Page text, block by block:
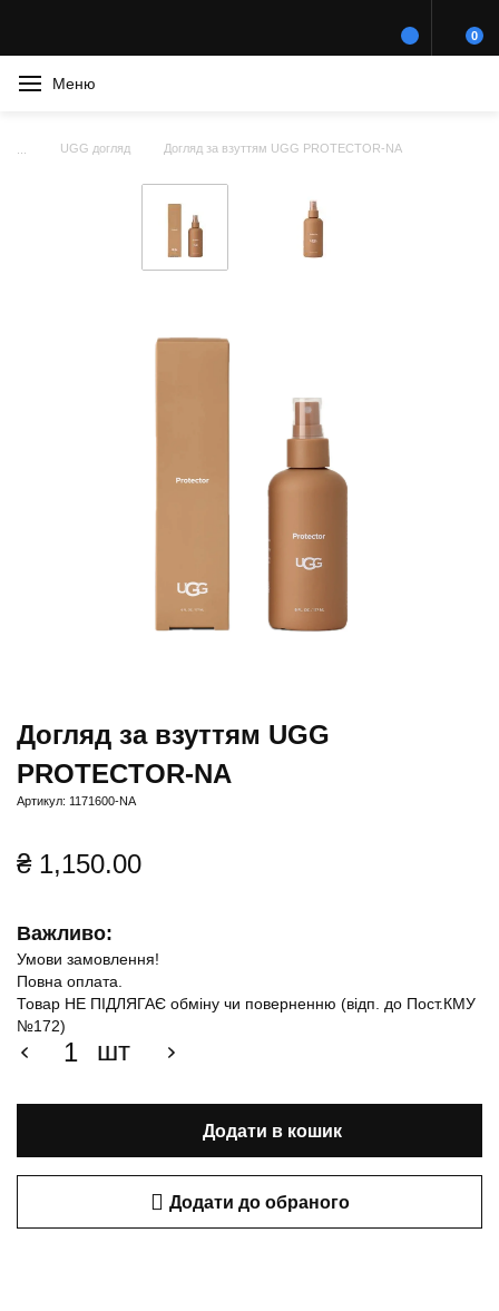
0
Меню
UGG догляд Догляд за взуттям UGG PROTECTOR-NA
Догляд за взуттям UGG
PROTECTOR-NA
Артикул: 1171600-NA
₴1,150.00
Важливо:
Умови замовлення!
Повна оплата.
Товар НЕ ПІДЛЯГАЄ обміну чи поверненню (відп. до Пост.КМУ
№172)
шт
Додати в кошик
Додати до обраного